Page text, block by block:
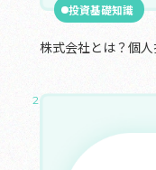
投資基礎知識
株式会社とは？個
2024.09.26